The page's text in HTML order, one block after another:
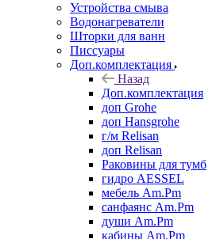
Устройства смыва
Водонагреватели
Шторки для ванн
Писсуары
Доп.комплектация
Назад
Доп.комплектация
доп Grohe
доп Hansgrohe
г/м Relisan
доп Relisan
Раковины для тумб
гидро AESSEL
мебель Am.Pm
санфаянс Am.Pm
души Am.Pm
кабины Am.Pm